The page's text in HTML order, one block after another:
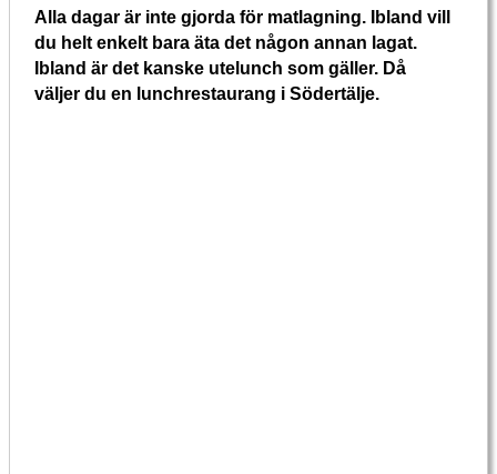
Alla dagar är inte gjorda för matlagning. Ibland vill
du helt enkelt bara äta det någon annan lagat.
Ibland är det kanske utelunch som gäller. Då
väljer du en lunchrestaurang i Södertälje.